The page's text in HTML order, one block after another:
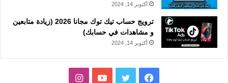
أكتوبر 14, 2024
ترويج حساب تيك توك مجانا 2026 (زيادة متابعين
و مشاهدات في حسابك)
أكتوبر 14, 2024
فيسبوك تويتر يوتيوبانستقرام